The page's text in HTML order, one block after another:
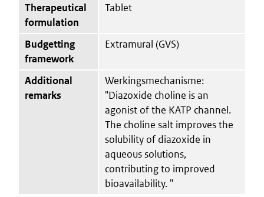
Therapeutical
formulation
Tablet
Budgetting
framework
Extramural (GVS)
Additional
remarks
Werkingsmechanisme:
"Diazoxide choline is an
agonist of the KATP channel.
The choline salt improves the
solubility of diazoxide in
aqueous solutions,
contributing to improved
bioavailability. "